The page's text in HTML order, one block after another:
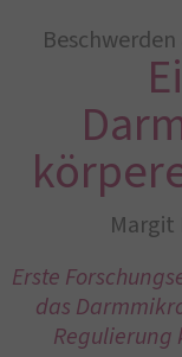
Margit
Erste
das
Regulierung